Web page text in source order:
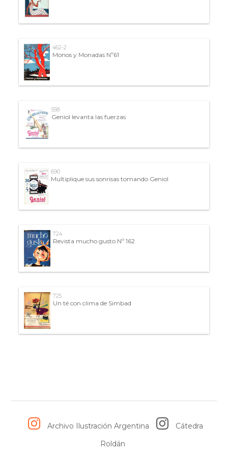
462-2
Monos y Monadas Nº61
558
Geniol levanta las fuerzas
690
Multiplique sus sonrisas tomando Geniol
724
Revista mucho gusto Nº 162
725
Un té con clima de Simbad
Archivo Ilustración Argentina
Cátedra
Roldán